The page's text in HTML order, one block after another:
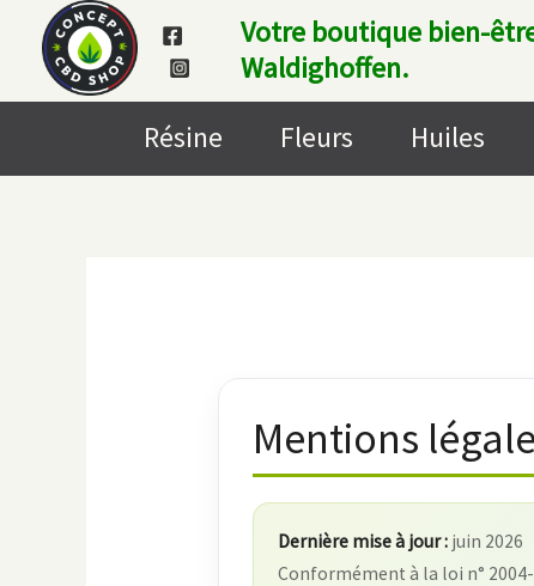
contenu
Votre boutique bien-
Waldighoffen.
Résine Fleurs Huiles
Mentions
Dernière mise à jour : juin 2026
Conformément à la loi n°